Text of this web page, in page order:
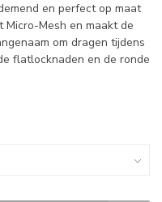
en perfect op maat
Mesh en maakt de
om dragen tijdens
flatlocknaden en de ronde